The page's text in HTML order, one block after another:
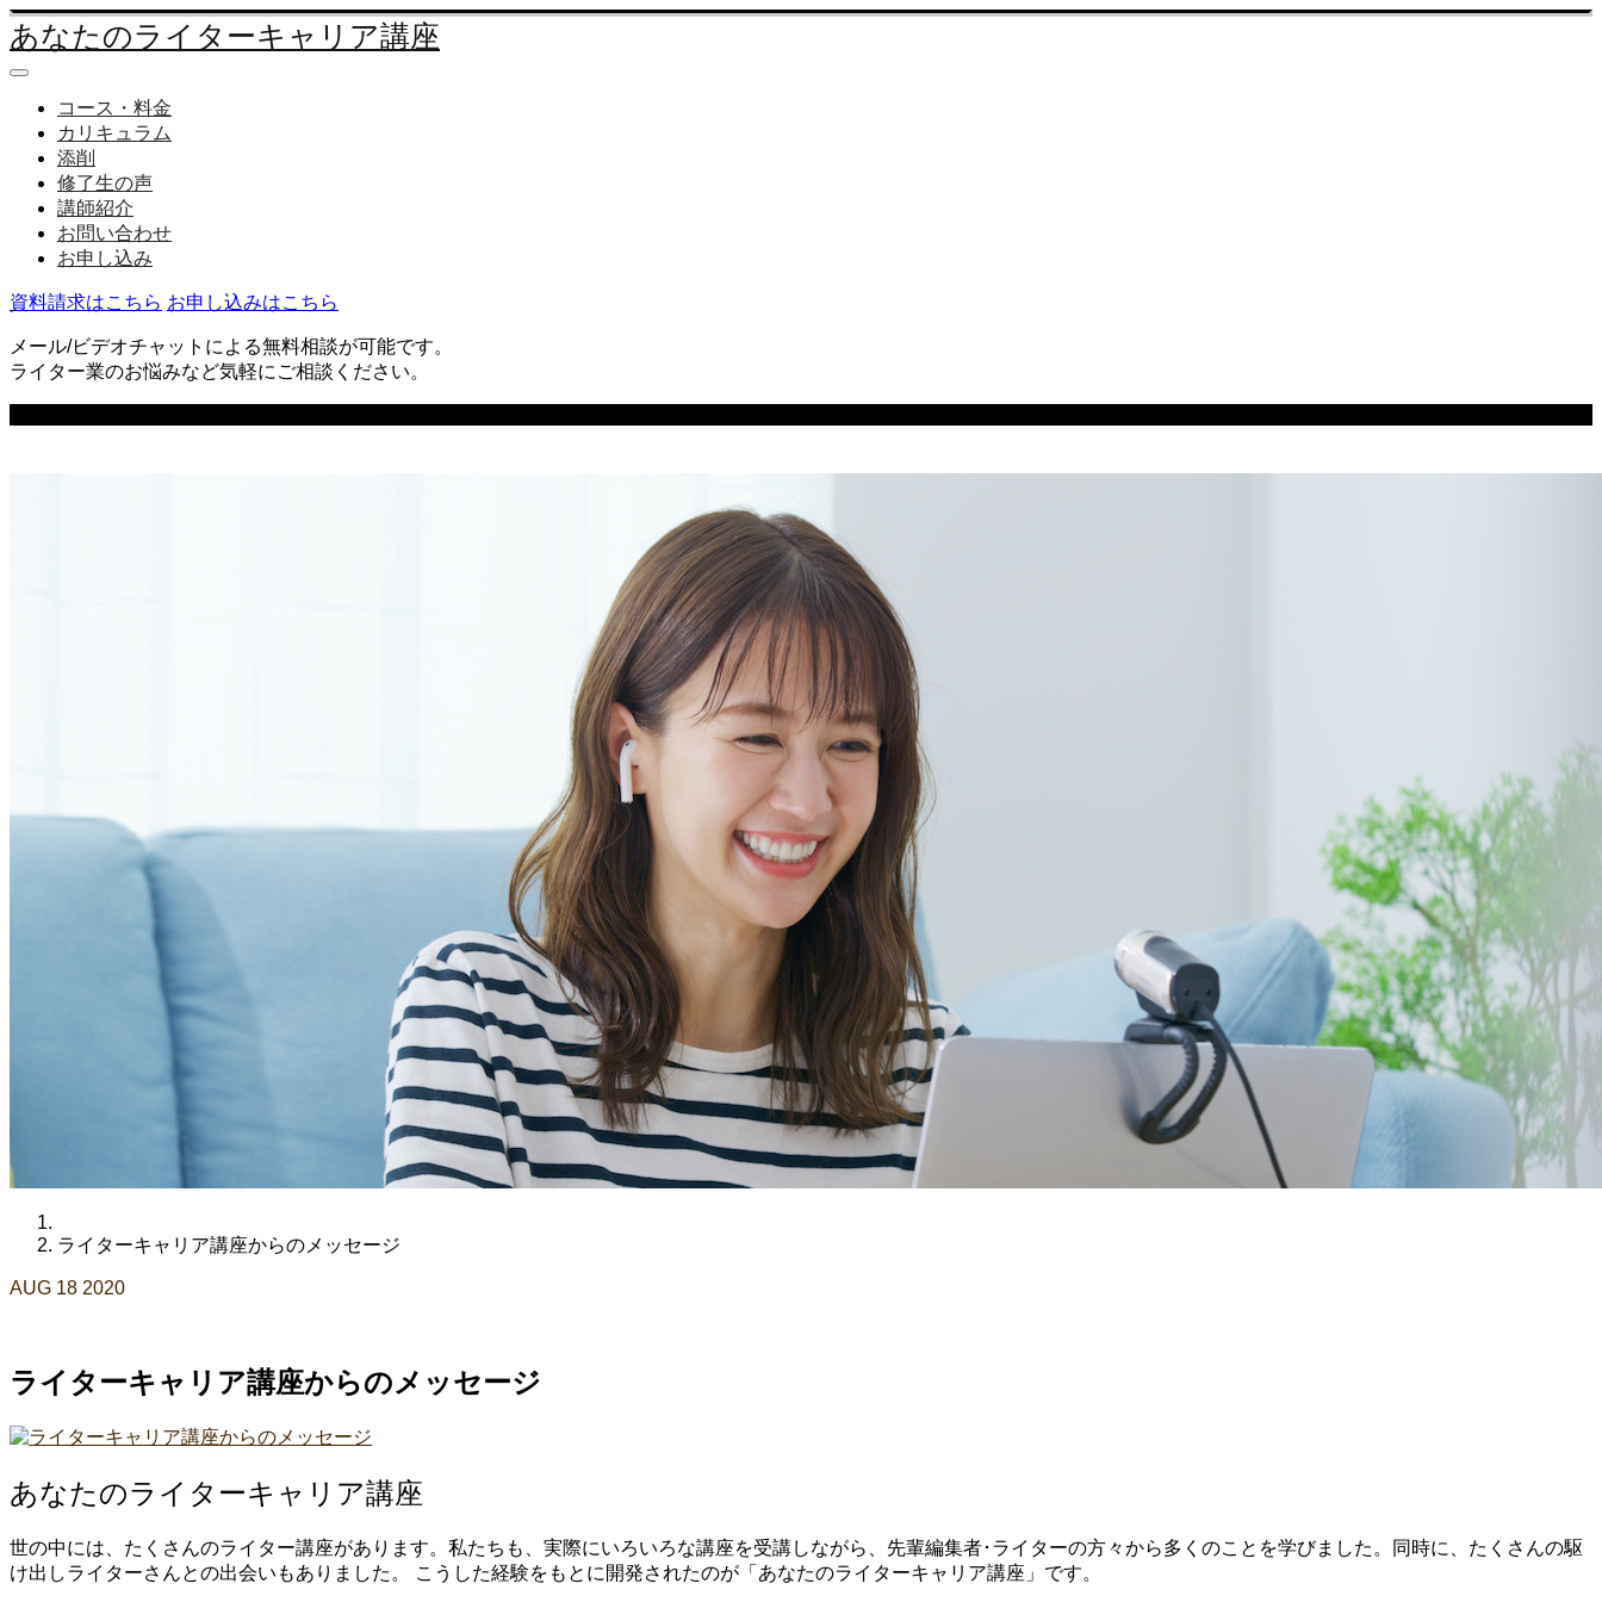
あなたのライターキャリア講座
コース・料金
カリキュラム
添削
修了生の声
講師紹介
お問い合わせ
お申し込み
資料請求はこちら お申し込みはこちら
メール/ビデオチャットによる無料相談が可能です。
ライター業のお悩みなど気軽にご相談ください。
ライターキャリア講座からのメッセージ
AUG 18 2020
ライターキャリア講座からのメッセージ
あなたのライターキャリア講座
世の中には、たくさんのライター講座があります。私たちも、実際にいろいろな講座を受講しながら、先輩編集者･ライターの方々から多くのことを学びました。同時に、たくさんの駆
け出しライターさんとの出会いもありました。 こうした経験をもとに開発されたのが「あなたのライターキャリア講座」です。